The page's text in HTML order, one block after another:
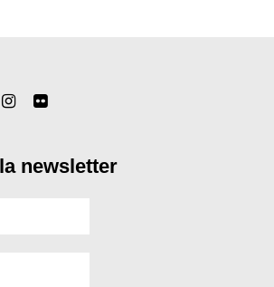
newsletter